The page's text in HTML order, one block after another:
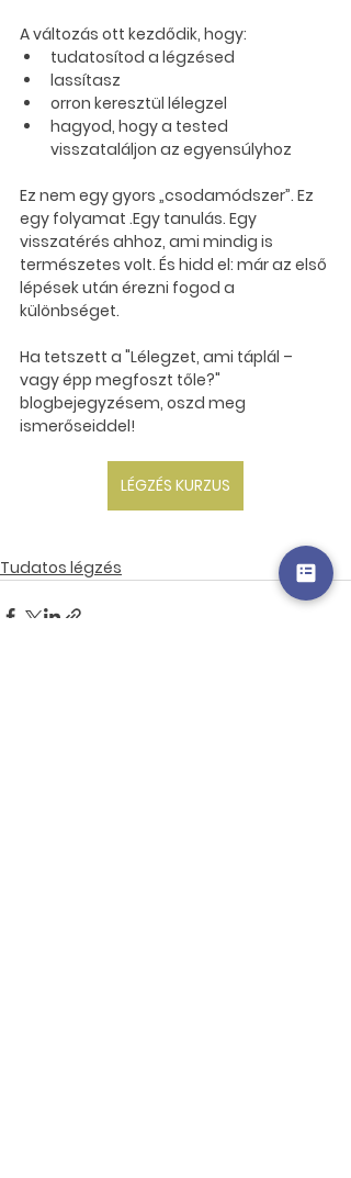
A változás ott kezdődik, hogy:
tudatosítod a légzésed
lassítasz
orron keresztül lélegzel
hagyod, hogy a tested
visszataláljon az egyensúlyhoz
Ez nem egy gyors „csodamódszer”. Ez
egy folyamat .Egy tanulás. Egy
visszatérés ahhoz, ami mindig is
természetes volt. És hidd el: már az első
lépések után érezni fogod a
különbséget.
Ha tetszett a "Lélegzet, ami táplál –
vagy épp megfoszt tőle?"
blogbejegyzésem, oszd meg
ismerőseiddel!
LÉGZÉS KURZUS
Tudatos légzés